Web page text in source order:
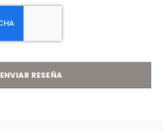
ENVIAR RESEÑA